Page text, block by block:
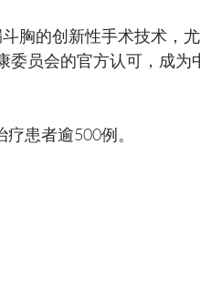
胸的创新性手术技术，
委员会的官方认可，成为
患者逾500例。